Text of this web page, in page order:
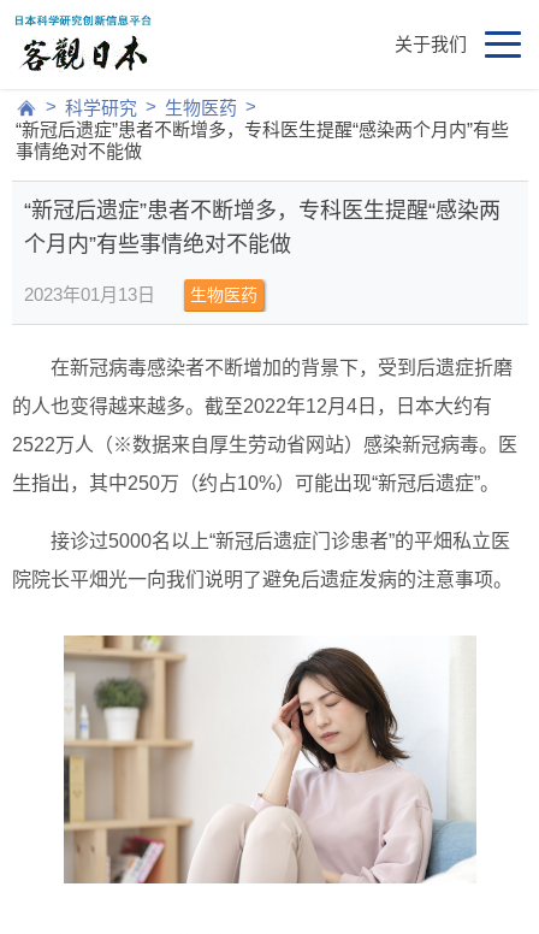
关于我们
> 科学研究 > 生物医药 >
“新冠后遗症”患者不断增多，专科医生提醒“感染两个月内”有些
事情绝对不能做
“新冠后遗症”患者不断增多，专科医生提醒“感染两
个月内”有些事情绝对不能做
2023年01月13日 生物医药
在新冠病毒感染者不断增加的背景下，受到后遗症折磨
的人也变得越来越多。截至2022年12月4日，日本大约有
2522万人（※数据来自厚生劳动省网站）感染新冠病毒。医
生指出，其中250万（约占10%）可能出现“新冠后遗症”。
接诊过5000名以上“新冠后遗症门诊患者”的平畑私立医
院院长平畑光一向我们说明了避免后遗症发病的注意事项。